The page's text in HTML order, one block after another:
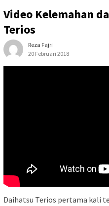
Video Kelemahan
Terios
Reza Fajri
20 Februari 2018
Daihatsu Terios pertama kali